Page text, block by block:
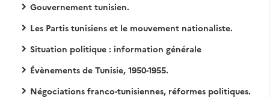
Gouvernement tunisien.
Les Partis tunisiens et le mouvement nationaliste.
Situation politique : information générale
Évènements de Tunisie, 1950-1955.
Négociations franco-tunisiennes, réformes politiques.